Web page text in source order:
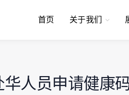
首页 关于我们
人员申请健康